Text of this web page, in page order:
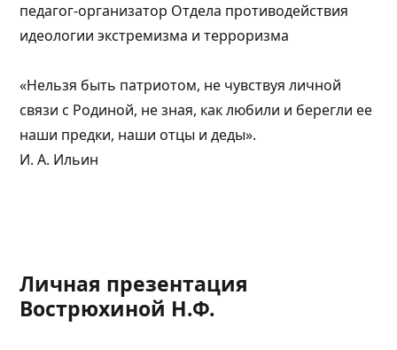
педагог-организатор Отдела противодействия
идеологии экстремизма и терроризма
«Нельзя быть патриотом, не чувствуя личной
связи с Родиной, не зная, как любили и берегли ее
наши предки, наши отцы и деды».
И. А. Ильин
Личная презентация
Вострюхиной Н.Ф.